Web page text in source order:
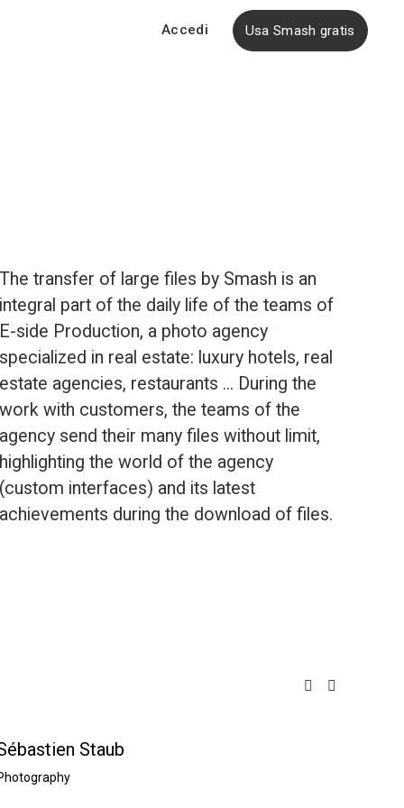
Accedi Usa Smash gratis
The transfer of large files by Smash is an
integral part of the daily life of the teams of
E-side Production, a photo agency
specialized in real estate: luxury hotels, real
estate agencies, restaurants ... During the
work with customers, the teams of the
agency send their many files without limit,
highlighting the world of the agency
(custom interfaces) and its latest
achievements during the download of files.
Staub